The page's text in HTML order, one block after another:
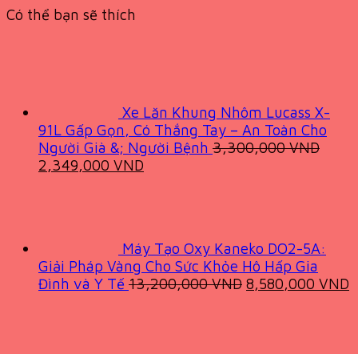
Có thể bạn sẽ thích
Xe Lăn Khung Nhôm Lucass X-
91L Gấp Gọn, Có Thắng Tay – An Toàn Cho
Người Già &; Người Bệnh 3,300,000VND
Original
2,349,000 VND
Máy Tạo Oxy Kaneko DO2-5A:
Giải Pháp Vàng Cho Sức Khỏe Hô Hấp Gia
Đình và Y Tế 13,200,000VND Original
8,580,000 VND